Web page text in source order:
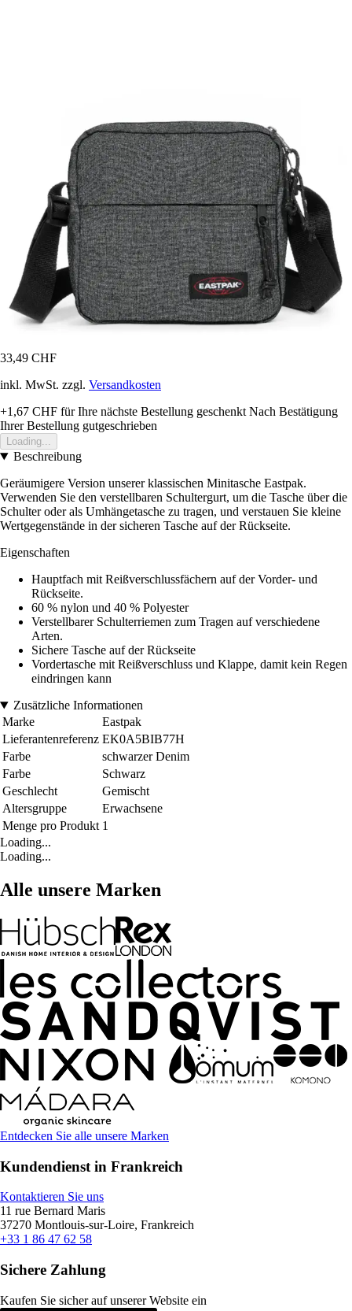
33,49 CHF
inkl. MwSt. zzgl. Versandkosten
+1,67 CHF für Ihre nächste Bestellung geschenkt Nach Bestätigung
Ihrer Bestellung gutgeschrieben
Loading...
Beschreibung
Geräumigere Version unserer klassischen Minitasche Eastpak.
Verwenden Sie den verstellbaren Schultergurt, um die Tasche über die
Schulter oder als Umhängetasche zu tragen, und verstauen Sie kleine
Wertgegenstände in der sicheren Tasche auf der Rückseite.
Eigenschaften
Hauptfach mit Reißverschlussfächern auf der Vorder- und
Rückseite.
60 % nylon und 40 % Polyester
Verstellbarer Schulterriemen zum Tragen auf verschiedene
Arten.
Sichere Tasche auf der Rückseite
Vordertasche mit Reißverschluss und Klappe, damit kein Regen
eindringen kann
Zusätzliche Informationen
Marke
Eastpak
Lieferantenreferenz EK0A5BIB77H
Farbe
schwarzer Denim
Farbe
Schwarz
Geschlecht
Gemischt
Altersgruppe
Erwachsene
Menge pro Produkt 1
Loading...
Loading...
Alle unsere Marken
Entdecken Sie alle unsere Marken
Kundendienst in Frankreich
Kontaktieren Sie uns
11 rue Bernard Maris
37270 Montlouis-sur-Loire, Frankreich
+33 1 86 47 62 58
Sichere Zahlung
Kaufen Sie sicher auf unserer Website ein